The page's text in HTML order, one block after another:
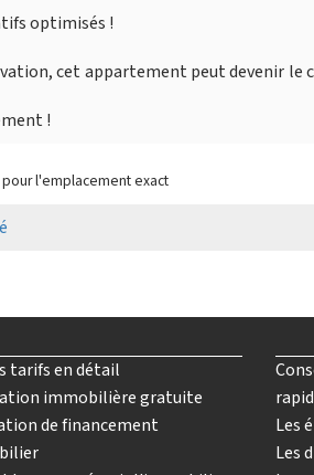
optimisés !
cet appartement peut devenir le
!
l'emplacement exact
tarifs en détail
immobilière gratuite
de financement
Les
Les